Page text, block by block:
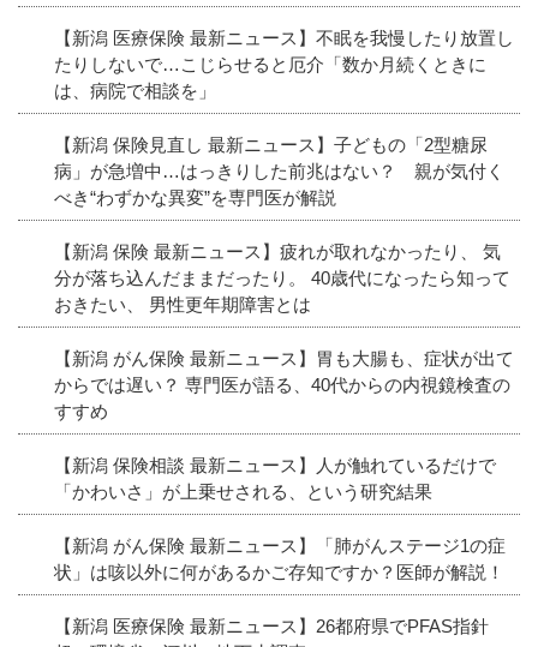
【新潟 医療保険 最新ニュース】不眠を我慢したり放置し
たりしないで…こじらせると厄介「数か月続くときに
は、病院で相談を」
【新潟 保険見直し 最新ニュース】子どもの「2型糖尿
病」が急増中…はっきりした前兆はない？ 親が気付く
べき“わずかな異変”を専門医が解説
【新潟 保険 最新ニュース】疲れが取れなかったり、 気
分が落ち込んだままだったり。 40歳代になったら知って
おきたい、 男性更年期障害とは
【新潟 がん保険 最新ニュース】胃も大腸も、症状が出て
からでは遅い？ 専門医が語る、40代からの内視鏡検査の
すすめ
【新潟 保険相談 最新ニュース】人が触れているだけで
「かわいさ」が上乗せされる、という研究結果
【新潟 がん保険 最新ニュース】「肺がんステージ1の症
状」は咳以外に何があるかご存知ですか？医師が解説！
【新潟 医療保険 最新ニュース】26都府県でPFAS指針